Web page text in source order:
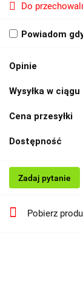
Do
Powiadom
Opinie
Wysyłka w ciągu
Cena przesyłki
Dostępność
Zadaj pytanie
Pobierz